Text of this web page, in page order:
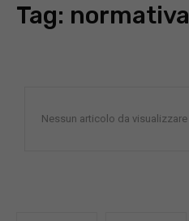
Tag: normativa
Nessun articolo da visualizzare